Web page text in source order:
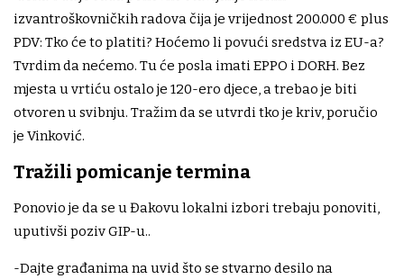
izvantroškovničkih radova čija je vrijednost 200.000 € plus
PDV: Tko će to platiti? Hoćemo li povući sredstva iz EU-a?
Tvrdim da nećemo. Tu će posla imati EPPO i DORH. Bez
mjesta u vrtiću ostalo je 120-ero djece, a trebao je biti
otvoren u svibnju. Tražim da se utvrdi tko je kriv, poručio
je Vinković.
Tražili pomicanje termina
Ponovio je da se u Đakovu lokalni izbori trebaju ponoviti,
uputivši poziv GIP-u..
-Dajte građanima na uvid što se stvarno desilo na